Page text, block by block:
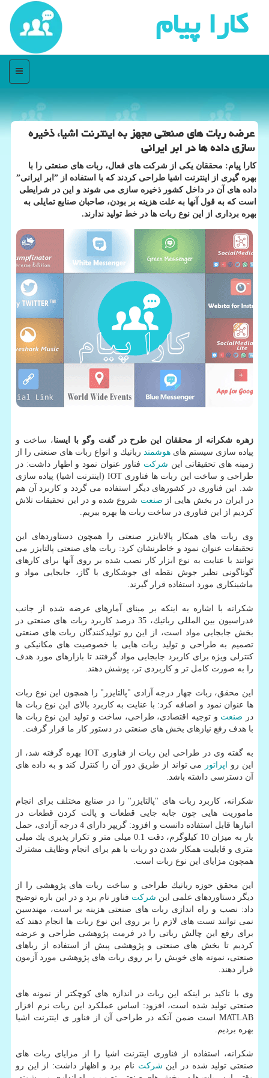
كارا پیام
منو
عرضه ربات های صنعتی مجهز به اینترنت اشیا، ذخیره
سازی داده ها در ابر ایرانی
كارا پیام: محققان یكی از شركت های فعال، ربات های صنعتی را با
بهره گیری از اینترنت اشیا طراحی كردند كه با استفاده از ˮابر ایرانیˮ
داده های آن در داخل كشور ذخیره سازی می شوند و این در شرایطی
است كه به قول آنها به علت هزینه بر بودن، صاحبان صنایع تمایلی به
بهره برداری از این نوع ربات ها در خط تولید ندارند.
زهره شكرانه از محققان این طرح در گفت وگو با ایسنا، ساخت و
پیاده سازی سیستم هایهوشمند رباتیك و انواع ربات های صنعتی را از
زمینه های تحقیقاتی این شركت فناور عنوان نمود و اظهار داشت: در
طراحی و ساخت این ربات ها فناوری IOT (اینترنت اشیا) پیاده سازی
شد. این فناوری در كشورهای دیگر استفاده می گردد و كاربرد آن هم
در ایران در بخش هایی از صنعت شروع شده و در این تحقیقات تلاش
كردیم از این فناوری در ساخت ربات ها بهره ببریم.
وی ربات های همكار پالاتایزر صنعتی را همچون دستاوردهای این
تحقیقات عنوان نمود و خاطرنشان كرد: ربات های صنعتی پالتایزر می
توانند با عنایت به نوع ابزار كار نصب شده بر روی آنها برای كارهای
گوناگونی نظیر جوش نقطه ای جوشكاری با گاز، جابجایی مواد و
ماشینكاری مورد استفاده قرار گیرند.
شكرانه با اشاره به اینكه بر مبنای آمارهای عرضه شده از جانب
فدراسیون بین المللی رباتیك، 35 درصد كاربرد ربات های صنعتی در
بخش جابجایی مواد است، از این رو تولیدكنندگان ربات های صنعتی
تصمیم به طراحی و تولید ربات هایی با خصوصیت های مكانیكی و
كنترلی ویژه برای كاربرد جابجایی مواد گرفتند تا بازارهای مورد هدف
را به صورت كامل تر و كاربردی تر، پوشش دهند.
این محقق، ربات چهار درجه آزادی "پالتایزر" را همچون این نوع ربات
ها عنوان نمود و اضافه كرد: با عنایت به كاربرد بالای این نوع ربات ها
در صنعت و توجیه اقتصادی، طراحی، ساخت و تولید این نوع ربات ها
با هدف رفع نیازهای بخش های صنعتی در دستور كار ما قرار گرفت.
به گفته وی در طراحی این ربات از فناوری IOT بهره گرفته شد، از
این رو
اپراتور
می تواند از طریق دور آن را كنترل كند و به داده های
آن دسترسی داشته باشد.
شكرانه، كاربرد ربات های "پالتایزر" را در صنایع مختلف برای انجام
ماموریت هایی چون جابه جایی قطعات و پالت كردن قطعات در
انبارها قابل استفاده دانست و افزود: گریپر دارای 4 درجه آزادی، حمل
بار به میزان 10 كیلوگرم، دقت 0.1 میلی متر و تكرار پذیری یك میلی
متری و قابلیت همكار شدن دو ربات با هم برای انجام وظایف مشترك
همچون مزایای این نوع ربات است.
این محقق حوزه رباتیك طراحی و ساخت ربات های پژوهشی را از
دیگر دستاوردهای علمی این شركت فناور نام برد و در این باره توضیح
داد: نصب و راه اندازی ربات های صنعتی هزینه بر است، مهندسین
نمی توانند تست های لازم را بر روی این نوع ربات ها انجام دهند كه
برای رفع این چالش رباتی را در فرمت پژوهشی طراحی و عرضه
كردیم تا بخش های صنعتی و پژوهشی پیش از استفاده از رباهای
صنعتی، نمونه های خویش را بر روی ربات های پژوهشی مورد آزمون
قرار دهند.
وی با تاكید بر اینكه این ربات در اندازه های كوچكتر از نمونه های
صنعتی تولید شده است، افزود: اساس عملكرد این ربات نرم افزار
MATLAB است ضمن آنكه در طراحی آن از فناور ی اینترنت اشیا
بهره بردیم.
شكرانه، استفاده از فناوری اینترنت اشیا را از مزایای ربات های
صنعتی تولید شده در این شركت نام برد و اظهار داشت: از این رو